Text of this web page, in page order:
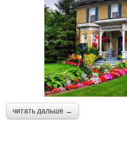
читать дальше →